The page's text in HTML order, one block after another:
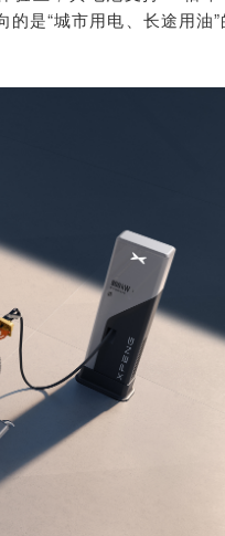
是“城市用电、长途用油”